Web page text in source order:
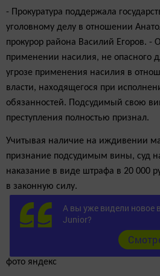
- Прокуратура поддержала
уголовному делу в отношении
прокурор района Василий Егоров.
применении насилия, не опасного
угрозе применения насилия в
власти, находящегося при
обязанностей. Подсудимый свою
преступления полностью признал.
Учитывая наличие на иждивении
признание подсудимым вины, суд
наказание в виде штрафа в 20 000
в законную силу.
фото яндекс
А вы уже видели новое
Junior?